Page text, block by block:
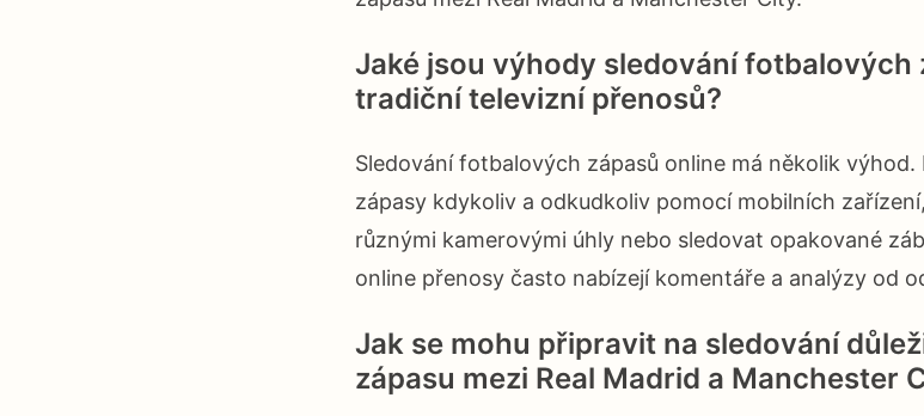
Jaké jsou výhody sledování fotbalových
tradiční televizní přenosů?
Sledování fotbalových zápasů online má několik
zápasy kdykoliv a odkudkoliv pomocí mobilních
různými kamerovými úhly nebo sledovat opakované
online přenosy často nabízejí komentáře a analýzy od
Jak se mohu připravit na sledování
zápasu mezi Real Madrid a Manchester